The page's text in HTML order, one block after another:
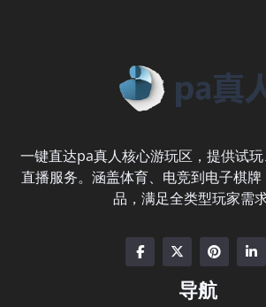
一键直达pa真人核心游玩区，提供试
直播服务。涵盖体育、电竞到电子棋
品，满足全类型玩家需求
导航